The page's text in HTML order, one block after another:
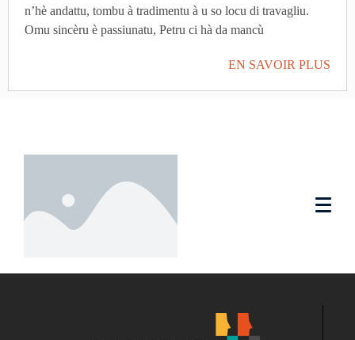
n’hè andattu, tombu à tradimentu à u so locu di travagliu.
Omu sincèru è passiunatu, Petru ci hà da mancù
EN SAVOIR PLUS